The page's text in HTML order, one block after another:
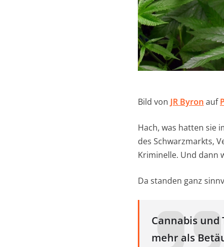
Bild von JR Byron auf
Hach, was hatten sie
des Schwarzmarkts,
Kriminelle. Und dann
Da standen ganz
Cannabis
mehr als